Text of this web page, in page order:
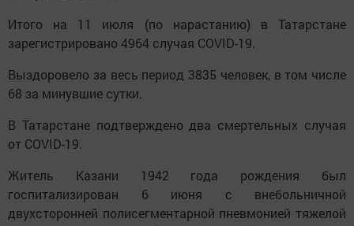
Итого на 11 июля (по нарастанию) в Татарстане
зарегистрировано 4964 случая COVID-19.
Выздоровело за весь период 3835 человек, в том числе
68 за минувшие сутки.
В Татарстане подтверждено два смертельных случая
от COVID-19.
Житель Казани 1942 года рождения был
госпитализирован 6 июня с внебольничной
двухсторонней полисегментарной пневмонией тяжелой